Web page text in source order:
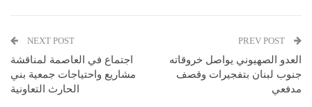
العدو الصهيوني يواصل خروقاته
جنوب لبنان بتفجيرات وقصف
مدفعي
NEXT POST
اجتماع في العاصمة لمناقشة
مشاريع واحتياجات جمعية بني
الحارث التعاونية